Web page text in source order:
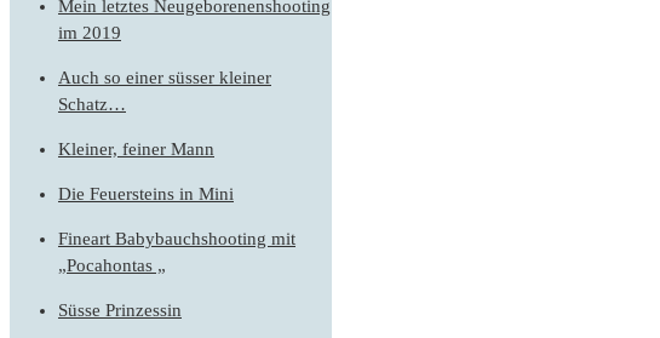
Mein letztes Neugeborenenshooting
im 2019
Auch so einer süsser kleiner
Schatz…
Kleiner, feiner Mann
Die Feuersteins in Mini
Fineart Babybauchshooting mit
„Pocahontas „
Süsse Prinzessin